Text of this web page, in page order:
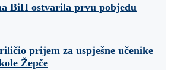
BiH ostvarila prvu pobjedu
prijem za uspješne učenike
Žepče